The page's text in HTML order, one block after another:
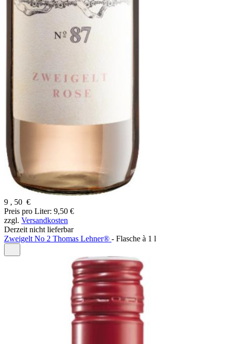
9 , 50 €
Preis pro Liter: 9,50 €
zzgl. Versandkosten
Derzeit nicht lieferbar
Zweigelt No 2 Thomas Lehner® - Flasche à 1 l